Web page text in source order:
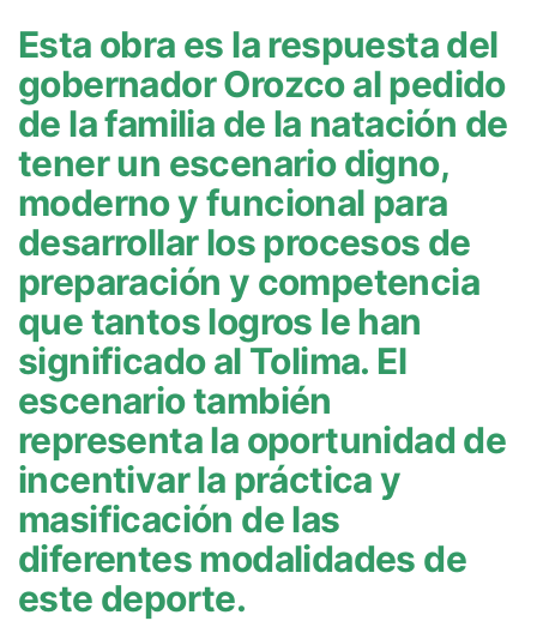
Esta obra es la respuesta del
gobernador Orozco al pedido
de la familia de la natación de
tener un escenario digno,
moderno y funcional para
desarrollar los procesos de
preparación y competencia
que tantos logros le han
significado al Tolima. El
escenario también
representa la oportunidad de
incentivar la práctica y
masificación de las
diferentes modalidades de
este deporte.